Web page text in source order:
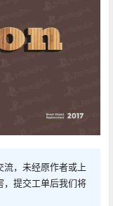
流，未经原作者或上
，提交工单后我们将